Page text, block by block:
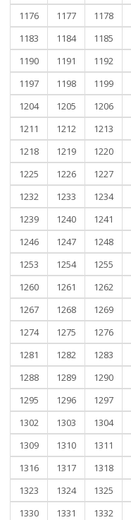
1176
1177 1178
1183
1184 1185
1190
1191 1192
1197
1198 1199
1204
1205 1206
1211
1212 1213
1218
1219 1220
1225
1226 1227
1232
1233 1234
1239
1240 1241
1246
1247 1248
1253
1254 1255
1260
1261 1262
1267
1268 1269
1274
1275 1276
1281
1282 1283
1288
1289 1290
1295
1296 1297
1302
1303 1304
1309
1310 1311
1316
1317 1318
1323
1324 1325
1330
1331 1332